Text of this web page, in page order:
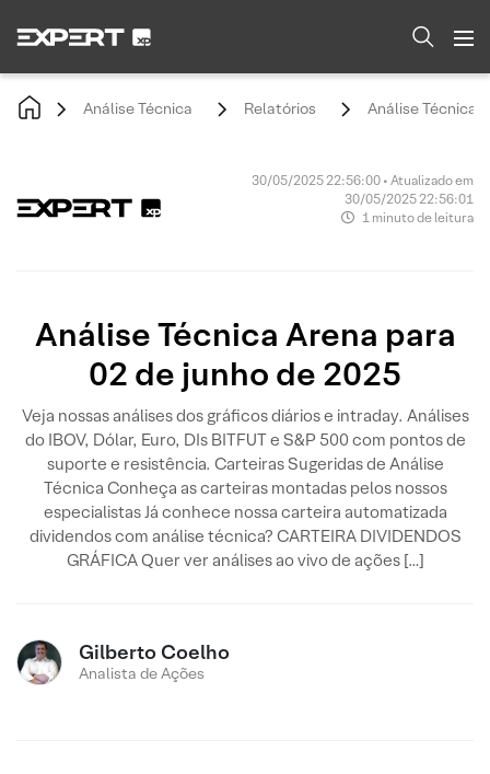
Análise Técnica Relatórios Análise Técnica
30/05/2025 22:56:00 • Atualizado em
30/05/2025 22:56:01
1 minuto de leitura
Análise Técnica Arena para
02 de junho de 2025
Veja nossas análises dos gráficos diários e intraday. Análises
do IBOV, Dólar, Euro, DIs BITFUT e S&P 500 com pontos de
suporte e resistência. Carteiras Sugeridas de Análise
Técnica Conheça as carteiras montadas pelos nossos
especialistas Já conhece nossa carteira automatizada
dividendos com análise técnica? CARTEIRA DIVIDENDOS
GRÁFICA Quer ver análises ao vivo de ações […]
Gilberto Coelho
Analista de Ações